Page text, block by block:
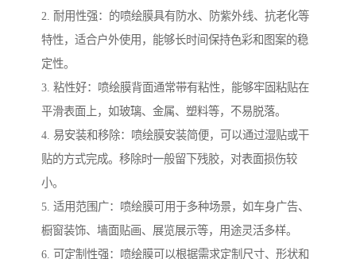
2. 耐用性强：的喷绘膜具有防水、防紫外线、抗老化等
特性，适合户外使用，能够长时间保持色彩和图案的稳
定性。
3. 粘性好：喷绘膜背面通常带有粘性，能够牢固粘贴在
平滑表面上，如玻璃、金属、塑料等，不易脱落。
4. 易安装和移除：喷绘膜安装简便，可以通过湿贴或干
贴的方式完成。移除时一般留下残胶，对表面损伤较
小。
5. 适用范围广：喷绘膜可用于多种场景，如车身广告、
橱窗装饰、墙面贴画、展览展示等，用途灵活多样。
6. 可定制性强：喷绘膜可以根据需求定制尺寸、形状和